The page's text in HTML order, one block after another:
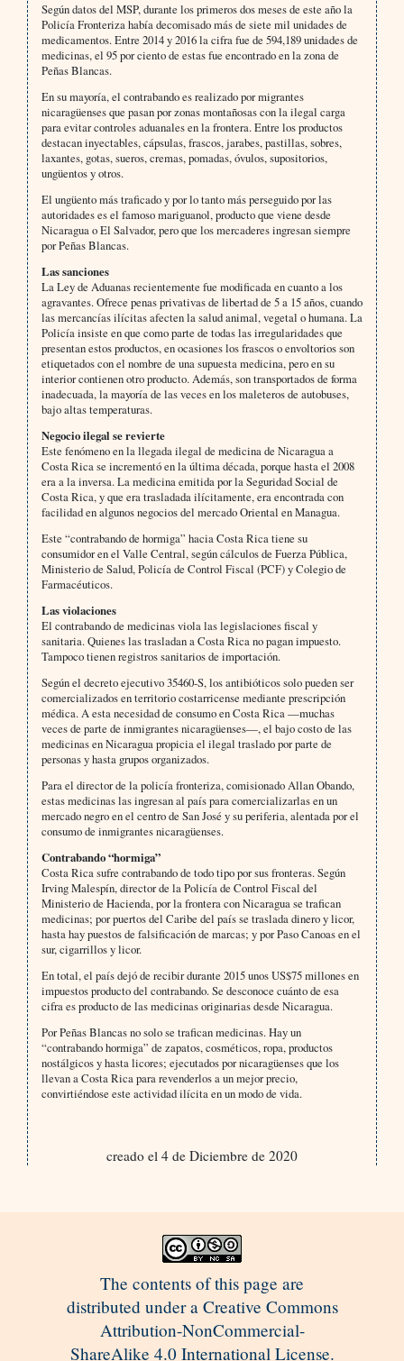
Según datos del MSP, durante los primeros dos meses de este año la
Policía Fronteriza había decomisado más de siete mil unidades de
medicamentos. Entre 2014 y 2016 la cifra fue de 594,189 unidades de
medicinas, el 95 por ciento de estas fue encontrado en la zona de
Peñas Blancas.
En su mayoría, el contrabando es realizado por migrantes
nicaragüenses que pasan por zonas montañosas con la ilegal carga
para evitar controles aduanales en la frontera. Entre los productos
destacan inyectables, cápsulas, frascos, jarabes, pastillas, sobres,
laxantes, gotas, sueros, cremas, pomadas, óvulos, supositorios,
ungüentos y otros.
El ungüento más traficado y por lo tanto más perseguido por las
autoridades es el famoso mariguanol, producto que viene desde
Nicaragua o El Salvador, pero que los mercaderes ingresan siempre
por Peñas Blancas.
Las sanciones
La Ley de Aduanas recientemente fue modificada en cuanto a los
agravantes. Ofrece penas privativas de libertad de 5 a 15 años, cuando
las mercancías ilícitas afecten la salud animal, vegetal o humana. La
Policía insiste en que como parte de todas las irregularidades que
presentan estos productos, en ocasiones los frascos o envoltorios son
etiquetados con el nombre de una supuesta medicina, pero en su
interior contienen otro producto. Además, son transportados de forma
inadecuada, la mayoría de las veces en los maleteros de autobuses,
bajo altas temperaturas.
Negocio ilegal se revierte
Este fenómeno en la llegada ilegal de medicina de Nicaragua a
Costa Rica se incrementó en la última década, porque hasta el 2008
era a la inversa. La medicina emitida por la Seguridad Social de
Costa Rica, y que era trasladada ilícitamente, era encontrada con
facilidad en algunos negocios del mercado Oriental en Managua.
Este “contrabando de hormiga” hacia Costa Rica tiene su
consumidor en el Valle Central, según cálculos de Fuerza Pública,
Ministerio de Salud, Policía de Control Fiscal (PCF) y Colegio de
Farmacéuticos.
Las violaciones
El contrabando de medicinas viola las legislaciones fiscal y
sanitaria. Quienes las trasladan a Costa Rica no pagan impuesto.
Tampoco tienen registros sanitarios de importación.
Según el decreto ejecutivo 35460-S, los antibióticos solo pueden ser
comercializados en territorio costarricense mediante prescripción
médica. A esta necesidad de consumo en Costa Rica —muchas
veces de parte de inmigrantes nicaragüenses—, el bajo costo de las
medicinas en Nicaragua propicia el ilegal traslado por parte de
personas y hasta grupos organizados.
Para el director de la policía fronteriza, comisionado Allan Obando,
estas medicinas las ingresan al país para comercializarlas en un
mercado negro en el centro de San José y su periferia, alentada por el
consumo de inmigrantes nicaragüenses.
Contrabando “hormiga”
Costa Rica sufre contrabando de todo tipo por sus fronteras. Según
Irving Malespín, director de la Policía de Control Fiscal del
Ministerio de Hacienda, por la frontera con Nicaragua se trafican
medicinas; por puertos del Caribe del país se traslada dinero y licor,
hasta hay puestos de falsificación de marcas; y por Paso Canoas en el
sur, cigarrillos y licor.
En total, el país dejó de recibir durante 2015 unos US$75 millones en
impuestos producto del contrabando. Se desconoce cuánto de esa
cifra es producto de las medicinas originarias desde Nicaragua.
Por Peñas Blancas no solo se trafican medicinas. Hay un
“contrabando hormiga” de zapatos, cosméticos, ropa, productos
nostálgicos y hasta licores; ejecutados por nicaragüenses que los
llevan a Costa Rica para revenderlos a un mejor precio,
convirtiéndose este actividad ilícita en un modo de vida.
creado el 4 de Diciembre de 2020
The contents of this page are
distributed under a Creative Commons
Attribution-NonCommercial-
ShareAlike 4.0 International License.